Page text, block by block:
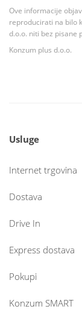
Ove informacije
reproducirati na bilo
d.o.o. niti bez pisane
Konzum plus d.o.o.
Usluge
Internet trgovina
Dostava
Drive In
Express dostava
Pokupi
Konzum SMART